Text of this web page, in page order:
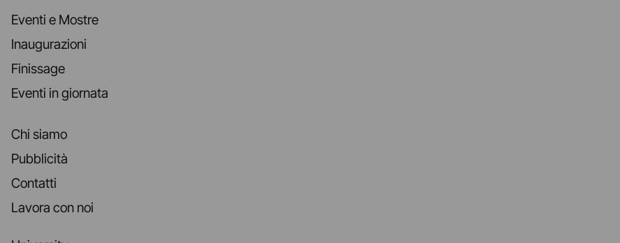
Eventi e Mostre
Inaugurazioni
Finissage
Eventi in giornata
Chi siamo
Pubblicità
Contatti
Lavora con noi